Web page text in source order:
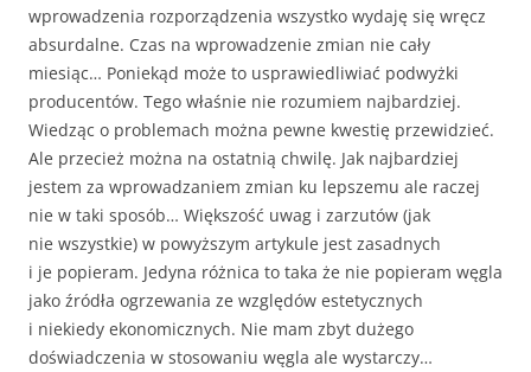
wprowadzenia rozporządzenia wszystko wydaję się wręcz
absurdalne. Czas na wprowadzenie zmian nie cały
miesiąc… Poniekąd może to usprawiedliwiać podwyżki
producentów. Tego właśnie nie rozumiem najbardziej.
Wiedząc o problemach można pewne kwestię przewidzieć.
Ale przecież można na ostatnią chwilę. Jak najbardziej
jestem za wprowadzaniem zmian ku lepszemu ale raczej
nie w taki sposób… Większość uwag i zarzutów (jak
nie wszystkie) w powyższym artykule jest zasadnych
i je popieram. Jedyna różnica to taka że nie popieram węgla
jako źródła ogrzewania ze względów estetycznych
i niekiedy ekonomicznych. Nie mam zbyt dużego
doświadczenia w stosowaniu węgla ale wystarczy…